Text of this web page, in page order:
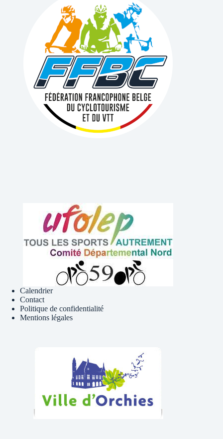
Calendrier
Contact
Politique de confidentialité
Mentions légales